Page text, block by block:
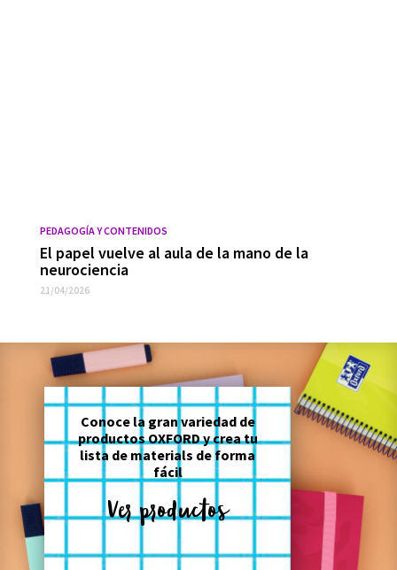
PEDAGOGÍA Y CONTENIDOS
El papel vuelve al aula de la mano de la
neurociencia
21/04/2026
Conoce la gran variedad de
productos OXFORD y crea tu
lista de materials de forma
fácil
Ver productos